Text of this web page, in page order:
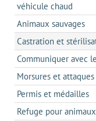
véhicule chaud
Animaux sauvages
Castration et
Communiquer avec
Morsures et
Permis et médailles
Refuge pour animaux